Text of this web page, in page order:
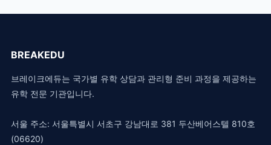
BREAKEDU
브레이크에듀는 국가별 유학 상담과 관리형 준비 과정을 제공하는
유학 전문 기관입니다.
서울 주소: 서울특별시 서초구 강남대로 381 두산베어스텔 810호
(06620)